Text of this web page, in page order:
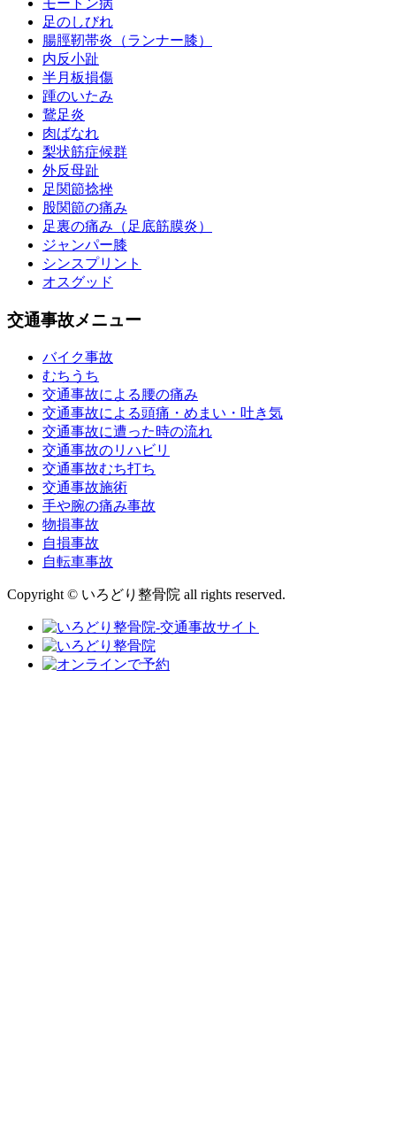
モートン病
足のしびれ
腸脛靭帯炎（ランナー膝）
内反小趾
半月板損傷
踵のいたみ
鵞足炎
肉ばなれ
梨状筋症候群
外反母趾
足関節捻挫
股関節の痛み
足裏の痛み（足底筋膜炎）
ジャンパー膝
シンスプリント
オスグッド
交通事故メニュー
バイク事故
むちうち
交通事故による腰の痛み
交通事故による頭痛・めまい・吐き気
交通事故に遭った時の流れ
交通事故のリハビリ
交通事故むち打ち
交通事故施術
手や腕の痛み事故
物損事故
自損事故
自転車事故
Copyright © いろどり整骨院 all rights reserved.